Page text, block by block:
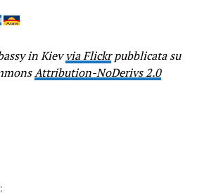
in Kievvia Flickrpubblicata su
Attribution-NoDerivs 2.0